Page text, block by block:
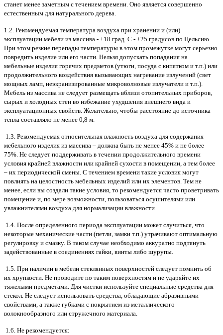
станет менее заметным с течением времени. Оно является совершенно
естественным для натурального дерева.
1.2. Рекомендуемая температура воздуха при хранении и (или)
эксплуатации мебели из массива - +18 град. С - +25 градусов по Цельсию.
При этом резкие перепады температуры в этом промежутке могут серьезно
повредить изделие или его части. Нельзя допускать попадания на
мебельные изделия горячих предметов (утюги, посуда с кипятком и т.п.) или
продолжительного воздействия вызывающих нагревание излучений (свет
мощных ламп, неэкранизированные микроволновые излучатели и т.п.).
Мебель из массива не следует размещать вблизи отопительных приборов,
сырых и холодных стен во избежание ухудшения внешнего вида и
эксплуатационных свойств. Желательно, чтобы расстояние до источника
тепла составляло не менее 0,8 м.
1.3. Рекомендуемая относительная влажность воздуха для содержания
мебельного изделия из массива – должна быть не менее 45% и не более
75%. Не следует поддерживать в течении продолжительного времени
условия крайней влажности или крайней сухости в помещении, а тем более
– их периодической смены. С течением времени такие условия могут
повлиять на целостность мебельных изделий или их элементов. Тем не
менее, если вы создали такие условия, то рекомендуется часто проветривать
помещение и, по мере возможности, пользоваться осушителями или
увлажнителями воздуха для нормализации влажности.
1.4. После определенного периода эксплуатации может случиться, что
некоторые механические части (петли, замки т.п.) утрачивают оптимальную
регулировку и смазку. В таком случае необходимо аккуратно подтянуть
задействованные в соединениях гайки, винты либо шурупы.
1.5. При наличии в мебели стеклянных поверхностей следует помнить об
их хрупкости. Не проводите по таким поверхностям и не ударяйте их
тяжелыми предметами. Для чистки используйте специальные средства для
стекол. Не следует использовать средства, обладающие абразивными
свойствами, а также губками с покрытием из металлического
волокнообразного или стружечного материала.
1.6. Не рекомендуется: